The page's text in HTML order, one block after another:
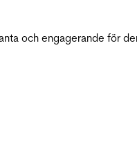
och engagerande för